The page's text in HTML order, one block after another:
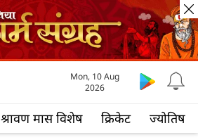
श्रावण मास विशेष क्रिकेट ज्योतिष
Mon, 10 Aug
2026